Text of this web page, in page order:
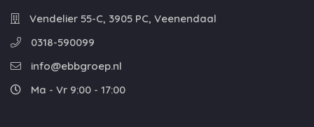
Vendelier 55-C, 3905 PC, Veenendaal
0318-590099
info@ebbgroep.nl
Ma - Vr 9:00 - 17:00